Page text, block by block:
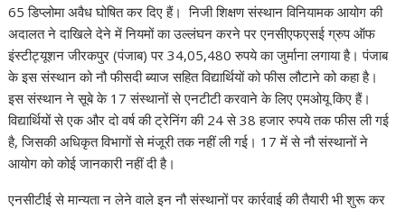
65 डिप्लोमा अवैध घोषित कर दिए हैं। निजी शिक्षण संस्थान विनियामक आयोग की
अदालत ने दाखिले देने में नियमों का उल्लंघन करने पर एनसीएफएसई ग्रुप ऑफ
इंस्टीट्यूशन जीरकपुर (पंजाब) पर 34,05,480 रुपये का जुर्माना लगाया है। पंजाब
के इस संस्थान को नौ फीसदी ब्याज सहित विद्यार्थियों को फीस लौटाने को कहा है।
इस संस्थान ने सूबे के 17 संस्थानों से एनटीटी करवाने के लिए एमओयू किए हैं।
विद्यार्थियों से एक और दो वर्ष की ट्रेनिंग की 24 से 38 हजार रुपये तक फीस ली गई
है, जिसकी अधिकृत विभागों से मंजूरी तक नहीं ली गई। 17 में से नौ संस्थानों ने
आयोग को कोई जानकारी नहीं दी है।
एनसीटीई से मान्यता न लेने वाले इन नौ संस्थानों पर कार्रवाई की तैयारी भी शुरू कर